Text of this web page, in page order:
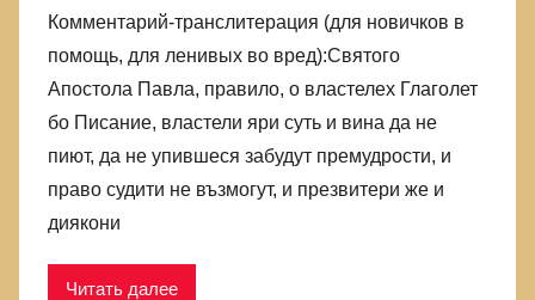
Комментарий-транслитерация (для новичков в
помощь, для ленивых во вред):Святого
Апостола Павла, правило, о властелех Глаголет
бо Писание, властели яри суть и вина да не
пиют, да не упившеся забудут премудрости, и
право судити не възмогут, и презвитери же и
диякони
Читать далее